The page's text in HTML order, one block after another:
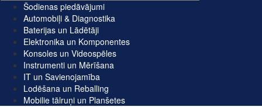
Šodienas piedāvājumi
Automobiļi & Diagnostika
Baterijas un Lādētāji
Elektronika un Komponentes
Konsoles un Videospēles
Instrumenti un Mērīšana
IT un Savienojamība
Lodēšana un Reballing
Mobilie tālruņi un Planšetes